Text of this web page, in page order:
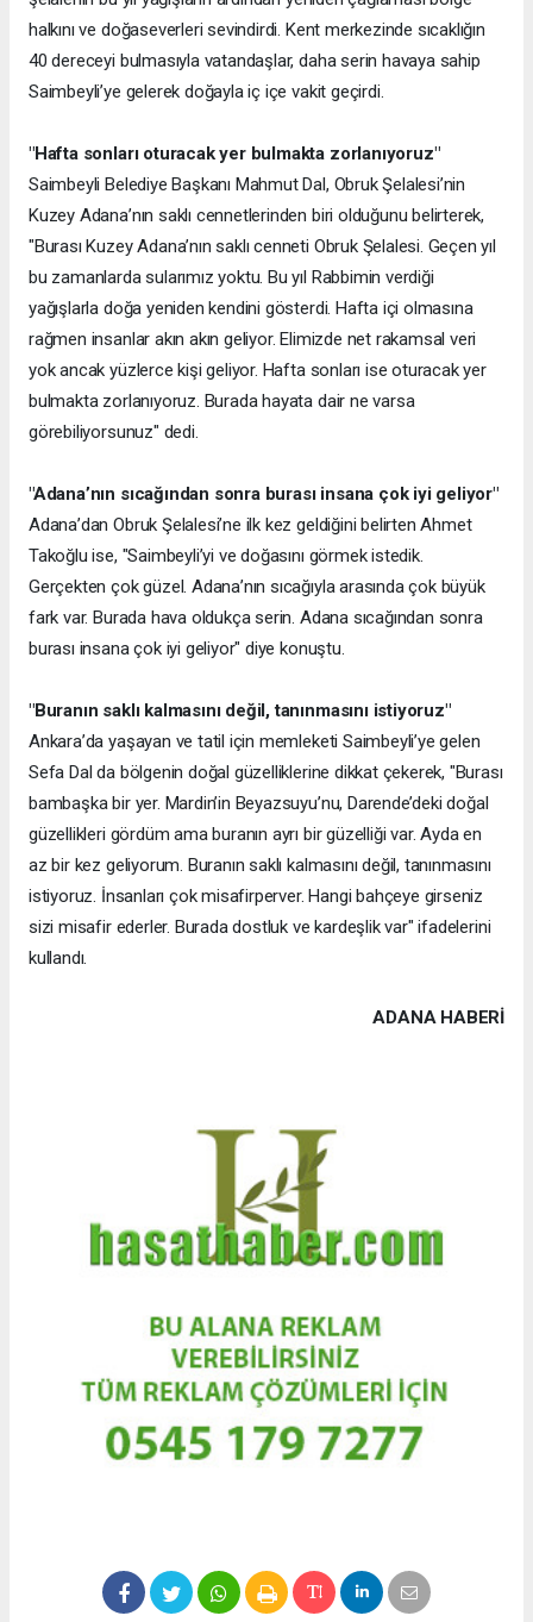
halkını ve doğaseverleri sevindirdi. Kent merkezinde sıcaklığın
40 dereceyi bulmasıyla vatandaşlar, daha serin havaya sahip
Saimbeyli’ye gelerek doğayla iç içe vakit geçirdi.
"Hafta sonları oturacak yer bulmakta zorlanıyoruz"
Saimbeyli Belediye Başkanı Mahmut Dal, Obruk Şelalesi’nin
Kuzey Adana’nın saklı cennetlerinden biri olduğunu belirterek,
"Burası Kuzey Adana’nın saklı cenneti Obruk Şelalesi. Geçen yıl
bu zamanlarda sularımız yoktu. Bu yıl Rabbimin verdiği
yağışlarla doğa yeniden kendini gösterdi. Hafta içi olmasına
rağmen insanlar akın akın geliyor. Elimizde net rakamsal veri
yok ancak yüzlerce kişi geliyor. Hafta sonları ise oturacak yer
bulmakta zorlanıyoruz. Burada hayata dair ne varsa
görebiliyorsunuz" dedi.
"Adana’nın sıcağından sonra burası insana çok iyi geliyor"
Adana’dan Obruk Şelalesi’ne ilk kez geldiğini belirten Ahmet
Takoğlu ise, "Saimbeyli’yi ve doğasını görmek istedik.
Gerçekten çok güzel. Adana’nın sıcağıyla arasında çok büyük
fark var. Burada hava oldukça serin. Adana sıcağından sonra
burası insana çok iyi geliyor" diye konuştu.
"Buranın saklı kalmasını değil, tanınmasını istiyoruz"
Ankara’da yaşayan ve tatil için memleketi Saimbeyli’ye gelen
Sefa Dal da bölgenin doğal güzelliklerine dikkat çekerek, "Burası
bambaşka bir yer. Mardin’in Beyazsuyu’nu, Darende’deki doğal
güzellikleri gördüm ama buranın ayrı bir güzelliği var. Ayda en
az bir kez geliyorum. Buranın saklı kalmasını değil, tanınmasını
istiyoruz. İnsanları çok misafirperver. Hangi bahçeye girseniz
sizi misafir ederler. Burada dostluk ve kardeşlik var" ifadelerini
kullandı.
ADANA HABERİ